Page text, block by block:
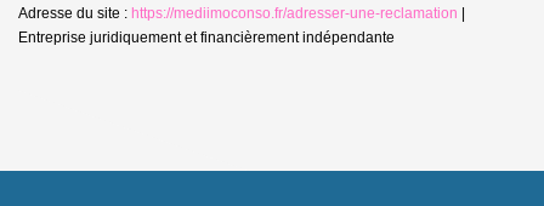
Adresse du site : https://mediimoconso.fr/adresser-une-reclamation |
Entreprise juridiquement et financièrement indépendante